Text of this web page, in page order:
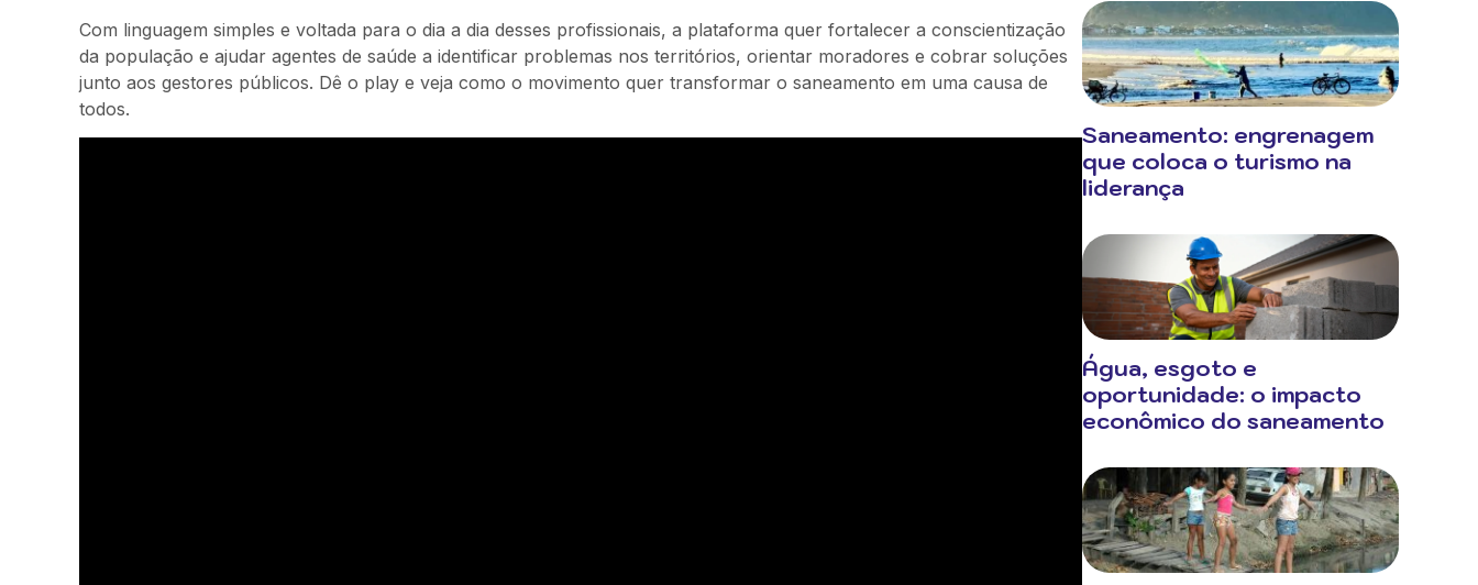
Com linguagem simples e voltada para o dia a dia desses profissionais, a plataforma quer fortalecer a conscientização
da população e ajudar agentes de saúde a identificar problemas nos territórios, orientar moradores e cobrar soluções
junto aos gestores públicos. Dê o play e veja como o movimento quer transformar o saneamento em uma causa de
todos.
Saneamento: engrenagem
que coloca o turismo na
liderança
Água, esgoto e
oportunidade: o impacto
econômico do saneamento